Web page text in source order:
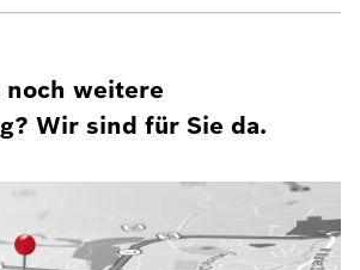
noch weitere
Wir sind für Sie da.